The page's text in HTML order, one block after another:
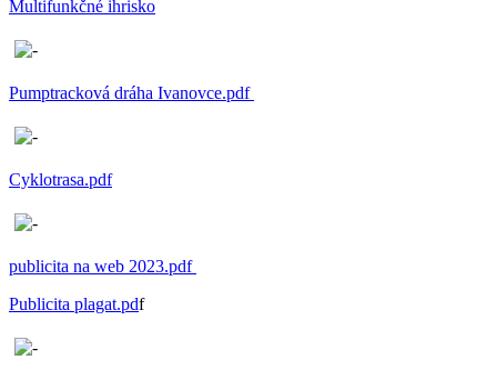
Multifunkčné ihrisko
Pumptracková dráha Ivanovce.pdf
Cyklotrasa.pdf
publicita na web 2023.pdf
Publicita plagat.pdf